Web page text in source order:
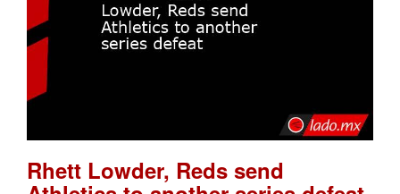
Rhett Lowder, Reds send